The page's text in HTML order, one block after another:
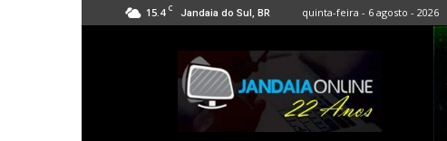
15.4 C Jandaia do Sul, BR quinta-feira - 6 agosto - 2026
Jandaia
Online